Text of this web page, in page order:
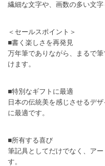
繊細な文字や、画数の多い文字
＜セールスポイント＞
■書く楽しさを再発見
万年筆でありながら、まるで
けます。
■特別なギフトに最適
日本の伝統美を感じさせるデ
に最適です。
■所有する喜び
筆記具としてだけでなく、ア
す。